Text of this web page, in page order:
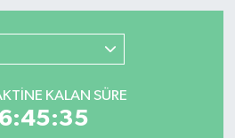
KALAN SÜRE